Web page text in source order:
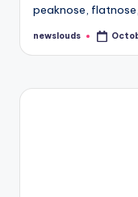
peaknose,
Posted
newslouds